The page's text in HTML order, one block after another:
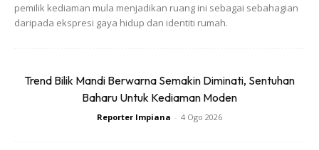
pemilik kediaman mula menjadikan ruang ini sebagai sebahagian
daripada ekspresi gaya hidup dan identiti rumah.
Trend Bilik Mandi Berwarna Semakin Diminati, Sentuhan
Baharu Untuk Kediaman Moden
Reporter Impiana - 4 Ogo 2026